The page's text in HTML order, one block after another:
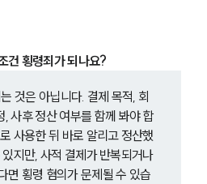
건 횡령죄가 되나요?
것은 아닙니다. 결제 목적, 회
, 사후 정산 여부를 함께 봐야 합
사용한 뒤 바로 알리고 정산했
지만, 사적 결제가 반복되거나
면 횡령 혐의가 문제될 수 있습